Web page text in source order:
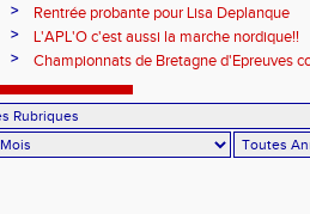
>
Rentrée probante pour Lisa Deplanque
>
L'APL'O c'est aussi la marche nordique!!
> Championnats de Bretagne d'Epreuves